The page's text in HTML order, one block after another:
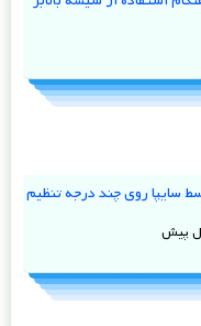
سایپا روی چند درجه تنظیم